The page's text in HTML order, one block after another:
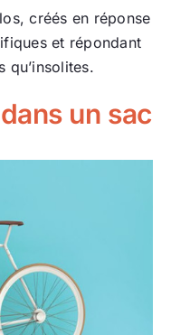
créés en réponse
et répondant
qu’insolites.
un sac